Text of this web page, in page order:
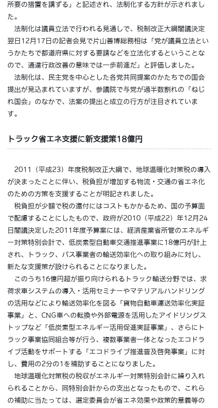
所要の措置を講ずる」と記述され、法制化する方針が示されまし
た。
法制化は議員立法で行われる見通しで、税制改正大綱閣議決定
翌日12月17日の記者会見で片山善博総務相は「党が議員立法とい
うかたちで都道府県に対する要請などを立法化するということな
ので、通達行政改善の意味では一歩前進だ」と評価しました。
法制化は、民主党を中心とした各党共同提案のかたちでの国会
提出が見込まれていますが、参議院で与党が過半数割れの「ねじ
れ国会」のなかで、法案の提出と成立の行方が注目されていま
す。
トラック省エネ支援に新支援策18億円
2011（平成23）年度税制改正大綱で、地球温暖化対策税の導入
が決まったことに伴い、税負担が増加する物流・交通の省エネ化
のための方策を支援することが明記されました。
税負担が少額で税の還付にはコストもかかるため、国の予算面
で配慮することにしたもので、政府が2010（平成22）年12月24
日閣議決定した2011年度予算案には、経済産業省所管のエネルギ
ー対策特別会計で、低炭素型自動車交通推進事業に18億円が計上
され、トラック、バス事業者の輸送効率化への取り組みに対し、
新たな支援策が設けられることになりました。
このうち16億円超が振り向けられるトラック輸送分野では、求
荷求車システムの導入・活用セミナーやマテリアルハンドリング
の活用などにより輸送効率化を図る「貨物自動車運送効率化実証
事業」と、CNG車への転換や外部電源を活用したアイドリングス
トップなど「低炭素型エネルギー活用促進実証事業」、さらにト
ラック事業協同組合等が行う、複数事業者一体となったエコドラ
イブ活動をサポートする「エコドライブ推進普及啓発事業」に対
し、費用の2分の1を補助することになりました。
地球温暖化対策税の税収がエネルギー対策特別会計に繰り入れ
られることから、同特別会計からの支出となったもので、これら
の補助に当たっては、選定委員会が省エネ効果や政策的意義等の